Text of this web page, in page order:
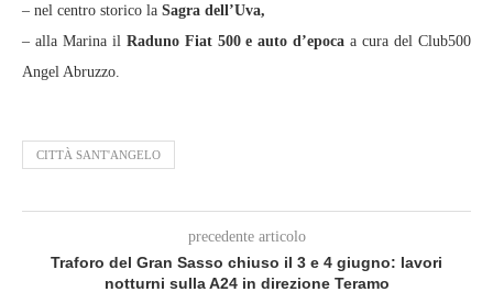
– nel centro storico la Sagra dell’Uva,
– alla Marina il Raduno Fiat 500 e auto d’epoca a cura del Club500
Angel Abruzzo.
CITTÀ SANT'ANGELO
precedente articolo
Traforo del Gran Sasso chiuso il 3 e 4 giugno: lavori
notturni sulla A24 in direzione Teramo